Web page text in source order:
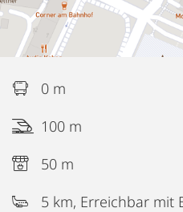
0 m
100 m
50 m
5 km, Erreichbar mit